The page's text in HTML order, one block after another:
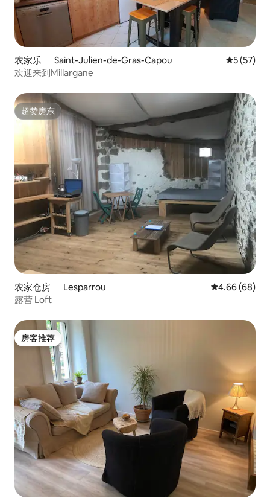
农家乐 ｜ Saint-Julien-de-Gras-Capou 平均评分
5 (57)
欢迎来到Millargane
超赞房东
超赞房东
农家仓房 ｜ Lesparrou 平均评分 4.66
4.66 (68)
露营 Loft
房客推荐
房客推荐